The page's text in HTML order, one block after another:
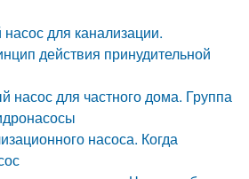
для канализации.
действия принудительной
насос для частного дома. Группа
насоса. Когда